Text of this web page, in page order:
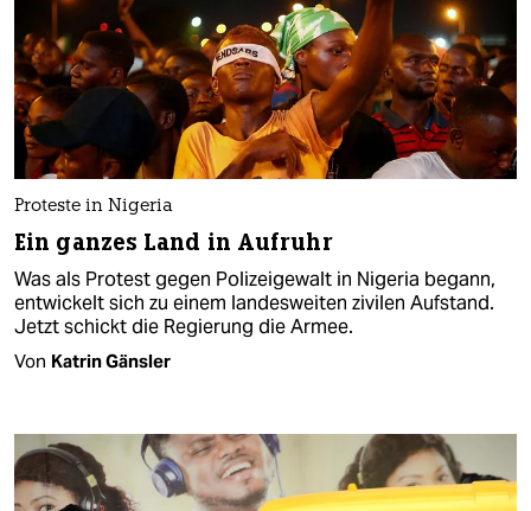
Proteste in Nigeria
Ein ganzes Land in Aufruhr
Was als Protest gegen Polizeigewalt in Nigeria begann,
entwickelt sich zu einem landesweiten zivilen Aufstand.
Jetzt schickt die Regierung die Armee.
Von Katrin Gänsler